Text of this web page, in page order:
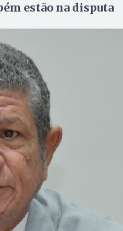
estão na disputa